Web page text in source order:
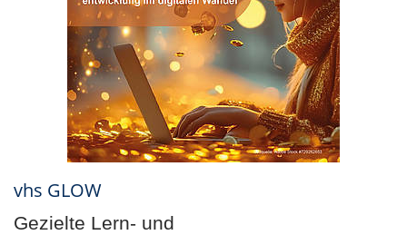
vhs GLOW
Gezielte Lern- und